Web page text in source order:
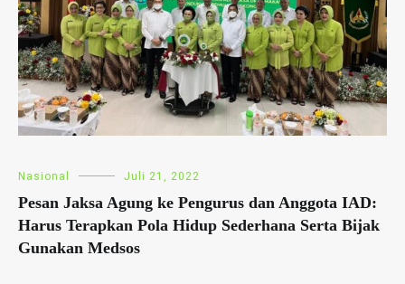
Nasional Juli 21, 2022
Pesan Jaksa Agung ke Pengurus dan Anggota IAD:
Harus Terapkan Pola Hidup Sederhana Serta Bijak
Gunakan Medsos